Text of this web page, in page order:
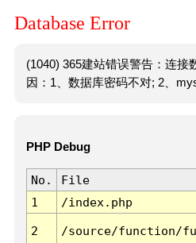
Database Error
(1040) 365建站错误警告：连接
因：1、数据库密码不对; 2、
PHP Debug
No. File
1
/index.php
2 /source/function/